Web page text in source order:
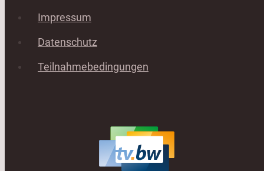
Impressum
Datenschutz
Teilnahmebedingungen